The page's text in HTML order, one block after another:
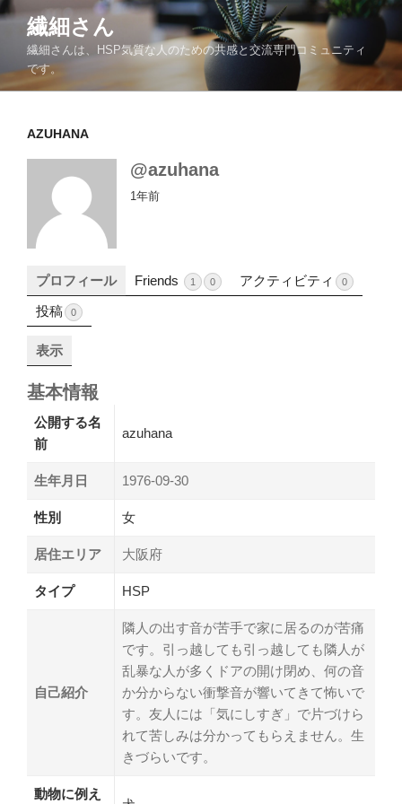
コ
ン
ツ
繊細さん
繊細さんは、HSP気質な人のための共感と交流専門コミュニティ
です。
AZUHANA
@azuhana
1年前
プロフィール Friends 1 0 アクティビティ 0
投稿 0
表示
基本情報
公開する名
前
azuhana
生年月日 1976-09-30
性別 女
居住エリア 大阪府
タイプ HSP
自己紹介
隣人の出す音が苦手で家に居るのが苦痛
です。引っ越しても引っ越しても隣人が
乱暴な人が多くドアの開け閉め、何の音
か分からない衝撃音が響いてきて怖いで
す。友人には「気にしすぎ」で片づけら
れて苦しみは分かってもらえません。生
きづらいです。
動物に例え